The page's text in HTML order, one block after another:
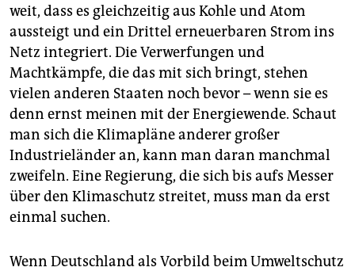
weit, dass es gleichzeitig aus Kohle und Atom
aussteigt und ein Drittel erneuerbaren Strom ins
Netz integriert. Die Verwerfungen und
Machtkämpfe, die das mit sich bringt, stehen
vielen anderen Staaten noch bevor – wenn sie es
denn ernst meinen mit der Energiewende. Schaut
man sich die Klimapläne anderer großer
Industrieländer an, kann man daran manchmal
zweifeln. Eine Regierung, die sich bis aufs Messer
über den Klimaschutz streitet, muss man da erst
einmal suchen.
Wenn Deutschland als Vorbild beim Umweltschutz